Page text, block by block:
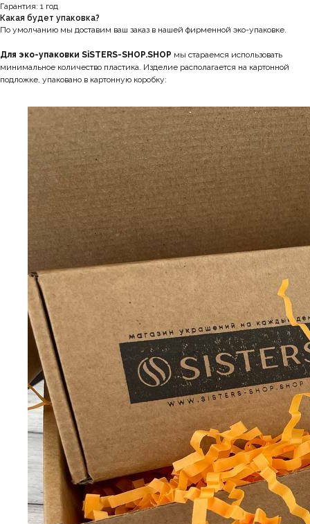
Гарантия: 1 год
Какая будет упаковка?
По умолчанию мы доставим ваш заказ в нашей фирменной эко-упаковке.
Для эко-упаковки SiSTERS-SHOP.SHOP мы стараемся использовать
минимальное количество пластика. Изделие располагается на картонной
подложке, упаковано в картонную коробку: